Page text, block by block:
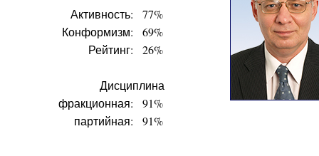
Активность:
77%
Конформизм:
69%
Рейтинг:
26%
Дисциплина
фракционная:
91%
партийная:
91%